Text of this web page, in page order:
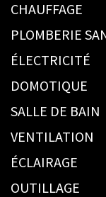
CHAUFFAGE
PLOMBERIE
ÉLECTRICITÉ
DOMOTIQUE
SALLE DE BAIN
VENTILATION
ÉCLAIRAGE
OUTILLAGE